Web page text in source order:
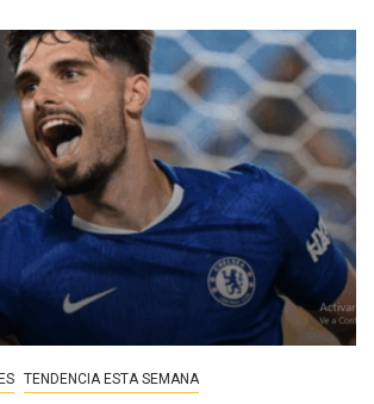
TENDENCIA ESTA SEMANA